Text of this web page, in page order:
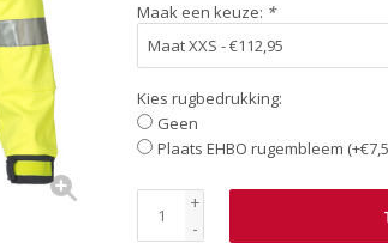
Maak een keuze: *
Kies rugbedrukking:
Geen
Plaats EHBO rugembleem
+
-